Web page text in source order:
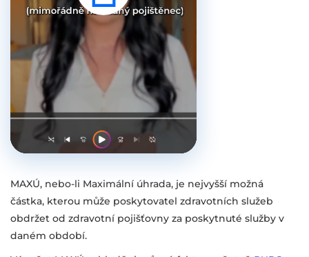
MAXÚ, nebo-li Maximální úhrada, je nejvyšší možná
částka, kterou může poskytovatel zdravotních služeb
obdržet od zdravotní pojišťovny za poskytnuté služby v
daném období.